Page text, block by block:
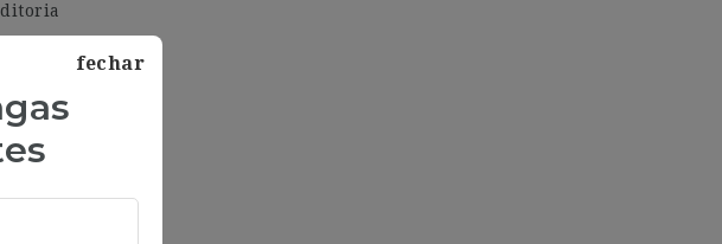
de cuentas
de
culturas y
fechar